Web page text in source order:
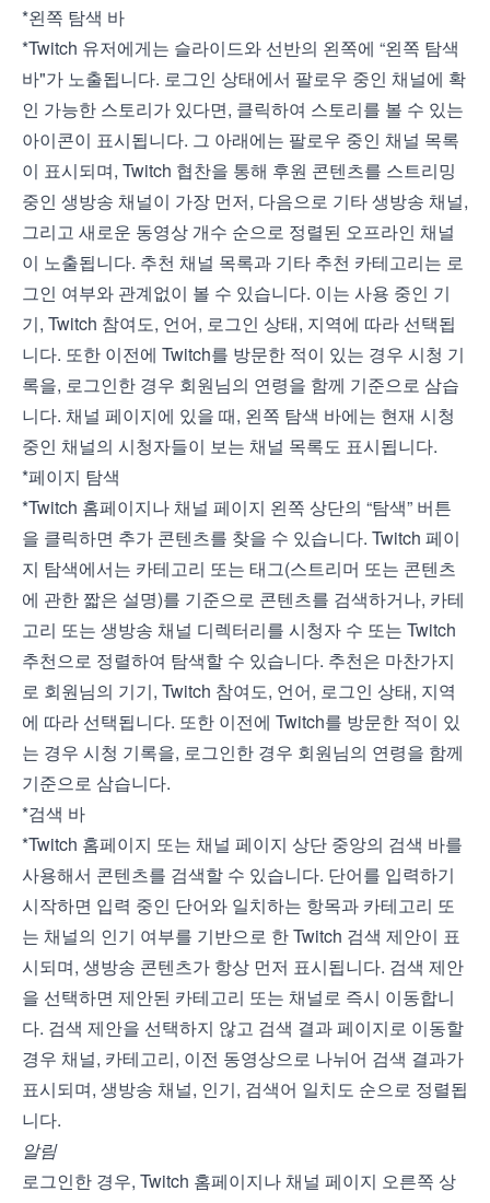
*왼쪽 탐색 바
*Twitch 유저에게는 슬라이드와 선반의 왼쪽에 “왼쪽 탐색
바"가 노출됩니다. 로그인 상태에서 팔로우 중인 채널에 확
인 가능한 스토리가 있다면, 클릭하여 스토리를 볼 수 있는
아이콘이 표시됩니다. 그 아래에는 팔로우 중인 채널 목록
이 표시되며, Twitch 협찬을 통해 후원 콘텐츠를 스트리밍
중인 생방송 채널이 가장 먼저, 다음으로 기타 생방송 채널,
그리고 새로운 동영상 개수 순으로 정렬된 오프라인 채널
이 노출됩니다. 추천 채널 목록과 기타 추천 카테고리는 로
그인 여부와 관계없이 볼 수 있습니다. 이는 사용 중인 기
기, Twitch 참여도, 언어, 로그인 상태, 지역에 따라 선택됩
니다. 또한 이전에 Twitch를 방문한 적이 있는 경우 시청 기
록을, 로그인한 경우 회원님의 연령을 함께 기준으로 삼습
니다. 채널 페이지에 있을 때, 왼쪽 탐색 바에는 현재 시청
중인 채널의 시청자들이 보는 채널 목록도 표시됩니다.
*페이지 탐색
*Twitch 홈페이지나 채널 페이지 왼쪽 상단의 “탐색” 버튼
을 클릭하면 추가 콘텐츠를 찾을 수 있습니다. Twitch 페이
지 탐색에서는 카테고리 또는 태그(스트리머 또는 콘텐츠
에 관한 짧은 설명)를 기준으로 콘텐츠를 검색하거나, 카테
고리 또는 생방송 채널 디렉터리를 시청자 수 또는 Twitch
추천으로 정렬하여 탐색할 수 있습니다. 추천은 마찬가지
로 회원님의 기기, Twitch 참여도, 언어, 로그인 상태, 지역
에 따라 선택됩니다. 또한 이전에 Twitch를 방문한 적이 있
는 경우 시청 기록을, 로그인한 경우 회원님의 연령을 함께
기준으로 삼습니다.
*검색 바
*Twitch 홈페이지 또는 채널 페이지 상단 중앙의 검색 바를
사용해서 콘텐츠를 검색할 수 있습니다. 단어를 입력하기
시작하면 입력 중인 단어와 일치하는 항목과 카테고리 또
는 채널의 인기 여부를 기반으로 한 Twitch 검색 제안이 표
시되며, 생방송 콘텐츠가 항상 먼저 표시됩니다. 검색 제안
을 선택하면 제안된 카테고리 또는 채널로 즉시 이동합니
다. 검색 제안을 선택하지 않고 검색 결과 페이지로 이동할
경우 채널, 카테고리, 이전 동영상으로 나뉘어 검색 결과가
표시되며, 생방송 채널, 인기, 검색어 일치도 순으로 정렬됩
니다.
알림
로그인한 경우, Twitch 홈페이지나 채널 페이지 오른쪽 상